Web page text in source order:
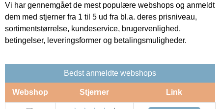
Vi har gennemgået de mest populære webshops og anmeldt
dem med stjerner fra 1 til 5 ud fra bl.a. deres prisniveau,
sortimentstørrelse, kundeservice, brugervenlighed,
betingelser, leveringsformer og betalingsmuligheder.
Bedst anmeldte webshops
Webshop Stjerner Link